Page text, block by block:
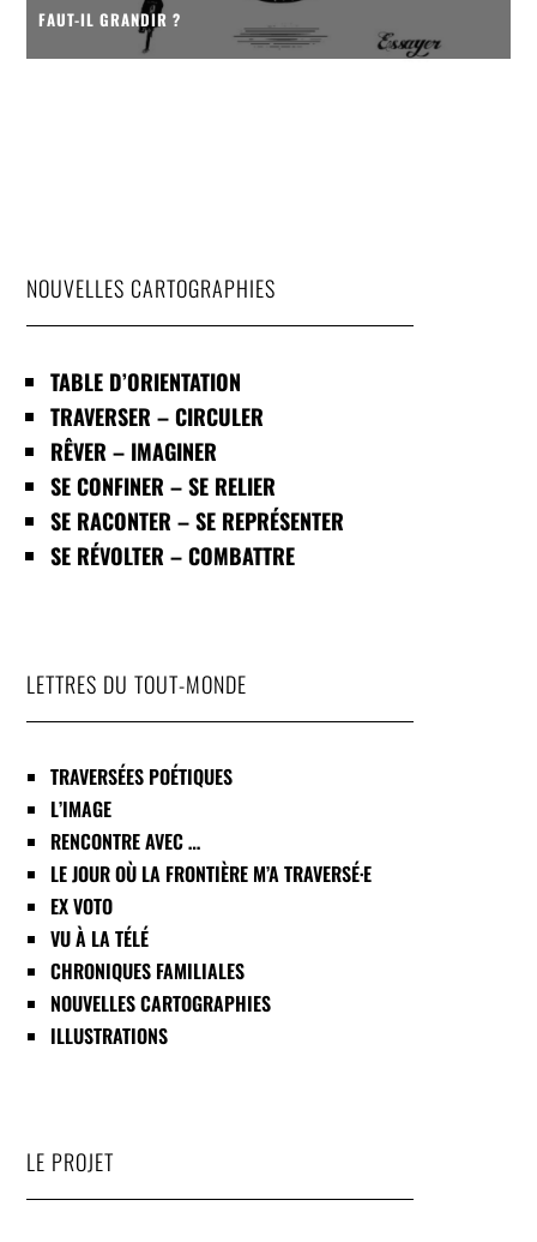
FAUT-IL GRANDIR ?
NOUVELLES CARTOGRAPHIES
TABLE D’ORIENTATION
TRAVERSER – CIRCULER
RÊVER – IMAGINER
SE CONFINER – SE RELIER
SE RACONTER – SE REPRÉSENTER
SE RÉVOLTER – COMBATTRE
LETTRES DU TOUT-MONDE
TRAVERSÉES POÉTIQUES
L’IMAGE
RENCONTRE AVEC …
LE JOUR OÙ LA FRONTIÈRE M’A TRAVERSÉ·E
EX VOTO
VU À LA TÉLÉ
CHRONIQUES FAMILIALES
NOUVELLES CARTOGRAPHIES
ILLUSTRATIONS
LE PROJET